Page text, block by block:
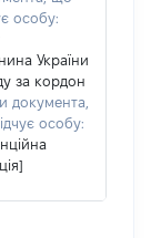
особу:
України
за кордон
документа,
особу: